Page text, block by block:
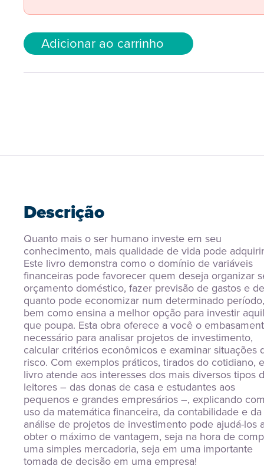
Adicionar ao carrinho
Descrição
Quanto mais o ser humano investe em seu
conhecimento, mais qualidade de vida pode
Este livro demonstra como o domínio de variáveis
financeiras pode favorecer quem deseja organizar
orçamento doméstico, fazer previsão de gastos e de
quanto pode economizar num determinado período,
bem como ensina a melhor opção para investir
que poupa. Esta obra oferece a você o
necessário para analisar projetos de investimento,
calcular critérios econômicos e examinar situações
risco. Com exemplos práticos, tirados do cotidiano,
livro atende aos interesses dos mais diversos tipos
leitores – das donas de casa e estudantes aos
pequenos e grandes empresários –, explicando
uso da matemática financeira, da contabilidade e da
análise de projetos de investimento pode ajudá-los
obter o máximo de vantagem, seja na hora de
uma simples mercadoria, seja em uma importante
tomada de decisão em uma empresa!